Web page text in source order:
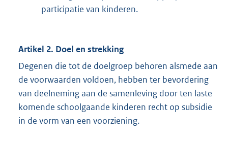
participatie van kinderen.
Artikel 2. Doel en strekking
Degenen die tot de doelgroep behoren alsmede aan
de voorwaarden voldoen, hebben ter bevordering
van deelneming aan de samenleving door ten laste
komende schoolgaande kinderen recht op subsidie
in de vorm van een voorziening.